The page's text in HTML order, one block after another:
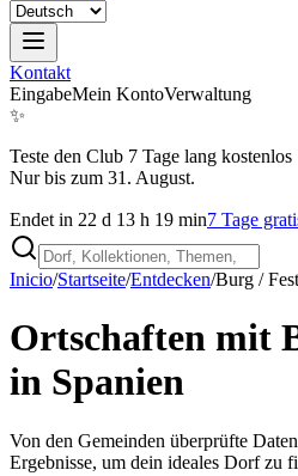
Kontakt
EingabeMein KontoVerwaltung
✨
Teste den Club 7 Tage lang kostenlos
Nur bis zum 31. August.
Endet in 22 d 13 h 19 min7 Tage
Inicio/Startseite/Entdecken/Burg /
Ortschaften mit
in Spanien
Von den Gemeinden überprüfte
Ergebnisse, um dein ideales Dorf zu